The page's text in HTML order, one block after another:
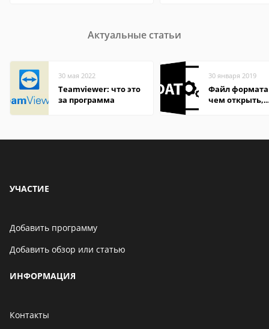
Актуальные статьи
30 мая 2022
Teamviewer: что это
за программа
30 января 2019
Файл формата
чем открыть,
УЧАСТИЕ
Добавить программу
Добавить обзор или статью
ИНФОРМАЦИЯ
Контакты